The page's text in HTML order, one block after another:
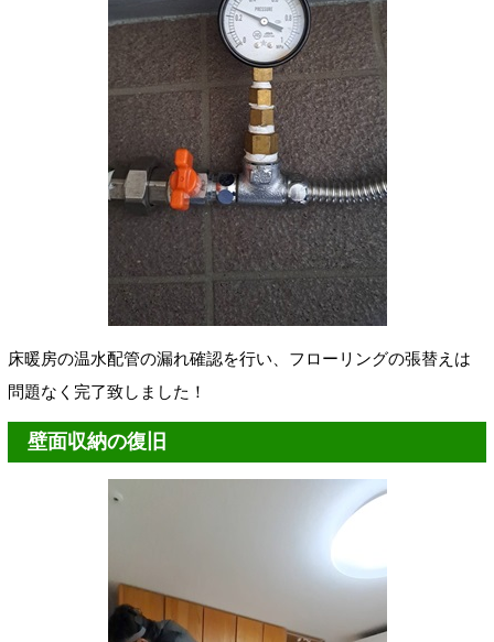
床暖房の温水配管の漏れ確認を行い、フローリングの張替えは
問題なく完了致しました！
壁面収納の復旧